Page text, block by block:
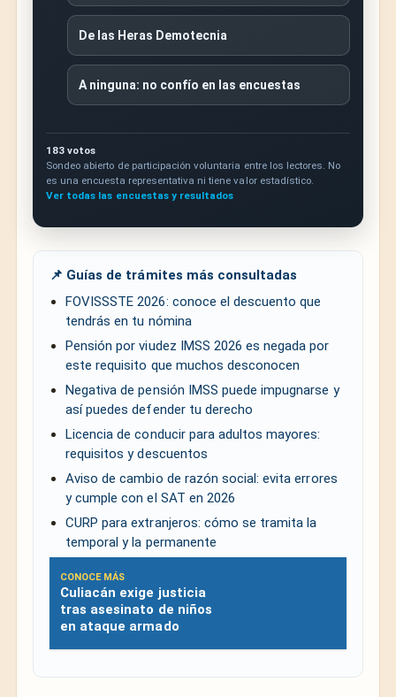
De las Heras Demotecnia
A ninguna: no confío en las encuestas
183 votos
Sondeo abierto de participación voluntaria entre los lectores. No
es una encuesta representativa ni tiene valor estadístico.
Ver todas las encuestas y resultados
📌 Guías de trámites más consultadas
FOVISSSTE 2026: conoce el descuento que
tendrás en tu nómina
Pensión por viudez IMSS 2026 es negada por
este requisito que muchos desconocen
Negativa de pensión IMSS puede impugnarse y
así puedes defender tu derecho
Licencia de conducir para adultos mayores:
requisitos y descuentos
Aviso de cambio de razón social: evita errores
y cumple con el SAT en 2026
CURP para extranjeros: cómo se tramita la
temporal y la permanente
CONOCE MÁS
Culiacán exige justicia
tras asesinato de niños
en ataque armado